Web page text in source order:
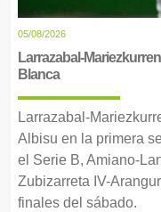
05/08/2026
Larrazabal-
Blanca
Larrazabal-
Albisu en la primera
el Serie B, Amiano-
Zubizarreta IV-
finales del sábado.